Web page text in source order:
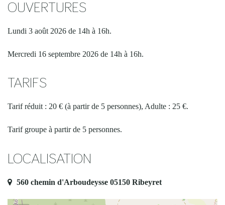
OUVERTURES
Lundi 3 août 2026 de 14h à 16h.
Mercredi 16 septembre 2026 de 14h à 16h.
TARIFS
Tarif réduit : 20 € (à partir de 5 personnes), Adulte : 25 €.
Tarif groupe à partir de 5 personnes.
LOCALISATION
560 chemin d'Arboudeysse 05150 Ribeyret